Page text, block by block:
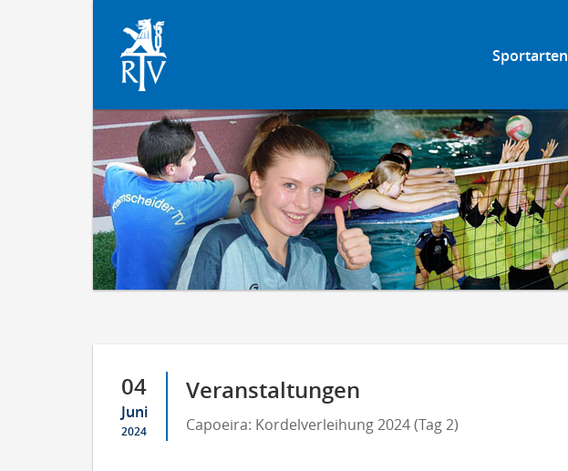
Sportarten
04
Juni
2024
Veranstaltungen
Capoeira: Kordelverleihung 2024 (Tag 2)